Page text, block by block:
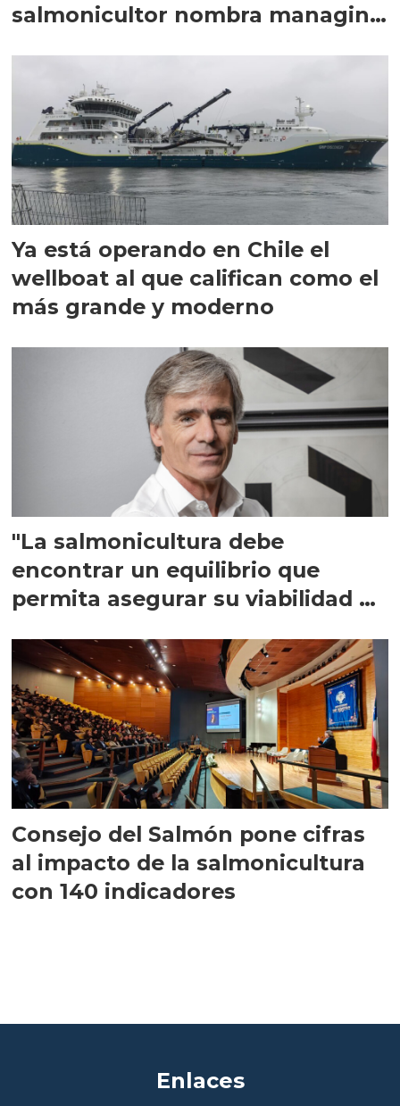
salmonicultor nombra managing
Ya está operando en Chile el
wellboat al que califican como el
más grande y moderno
"La salmonicultura debe
encontrar un equilibrio que
permita asegurar su viabilidad de
Consejo del Salmón pone cifras
al impacto de la salmonicultura
con 140 indicadores
Enlaces